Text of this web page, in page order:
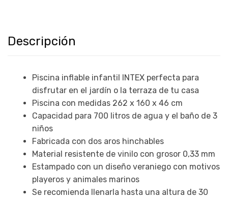
Descripción
Piscina inflable infantil INTEX perfecta para
disfrutar en el jardín o la terraza de tu casa
Piscina con medidas 262 x 160 x 46 cm
Capacidad para 700 litros de agua y el baño de 3
niños
Fabricada con dos aros hinchables
Material resistente de vinilo con grosor 0,33 mm
Estampado con un diseño veraniego con motivos
playeros y animales marinos
Se recomienda llenarla hasta una altura de 30